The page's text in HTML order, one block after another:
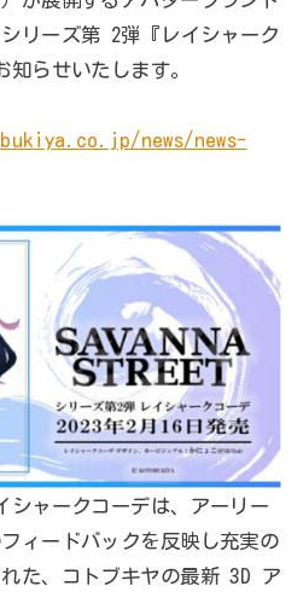
シリーズ第 2弾『レイシャーク
知らせいたします。
news/news-
シャークコーデは、アーリー
ィードバックを反映し充実の
た、コトブキヤの最新 3D ア